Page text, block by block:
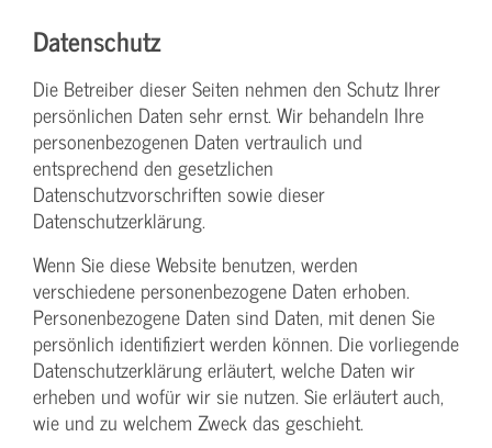
Datenschutz
Die Betreiber dieser Seiten nehmen den Schutz Ihrer
persönlichen Daten sehr ernst. Wir behandeln Ihre
personenbezogenen Daten vertraulich und
entsprechend den gesetzlichen
Datenschutzvorschriften sowie dieser
Datenschutzerklärung.
Wenn Sie diese Website benutzen, werden
verschiedene personenbezogene Daten erhoben.
Personenbezogene Daten sind Daten, mit denen Sie
persönlich identifiziert werden können. Die vorliegende
Datenschutzerklärung erläutert, welche Daten wir
erheben und wofür wir sie nutzen. Sie erläutert auch,
wie und zu welchem Zweck das geschieht.